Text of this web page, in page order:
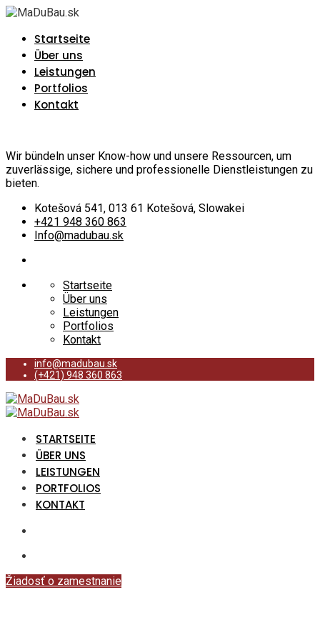
Startseite
Über uns
Leistungen
Portfolios
Kontakt
Wir bündeln unser Know-how und unsere Ressourcen, um
zuverlässige, sichere und professionelle Dienstleistungen zu
bieten.
Kotešová 541, 013 61 Kotešová, Slowakei
+421 948 360 863
Info@madubau.sk
Startseite
Über uns
Leistungen
Portfolios
Kontakt
info@madubau.sk
(+421) 948 360 863
STARTSEITE
ÜBER UNS
LEISTUNGEN
PORTFOLIOS
KONTAKT
Žiadosť o zamestnanie